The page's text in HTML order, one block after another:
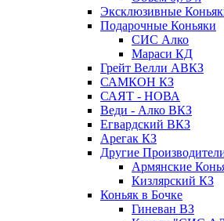
Эксклюзивные
Подарочные Коньяки
СИС Алко
Мараси КД
Грейт Велли АВКЗ
САМКОН КЗ
САЯТ - НОВА
Веди - Алко ВКЗ
Егвардский ВКЗ
Арегак КЗ
Другие
Армянские
Кизлярский КЗ
Коньяк в Бочке
Гиневан ВЗ